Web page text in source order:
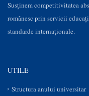
Susţinem competitivitatea
românesc prin servicii
standarde internaționale.
UTILE
Structura anului universitar